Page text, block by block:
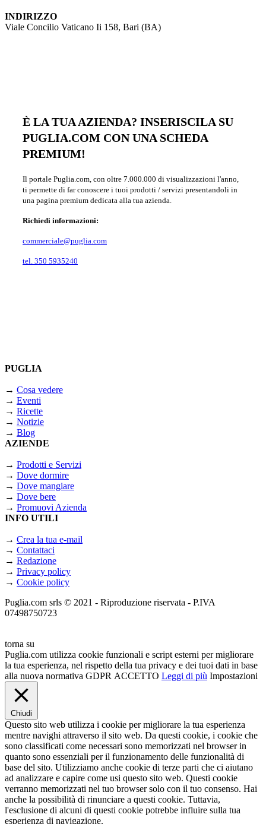
INDIRIZZO
Viale Concilio Vaticano Ii 158, Bari (BA)
È LA TUA AZIENDA? INSERISCILA SU
PUGLIA.COM CON UNA SCHEDA
PREMIUM!
Il portale Puglia.com, con oltre 7.000.000 di visualizzazioni l'anno,
ti permette di far conoscere i tuoi prodotti / servizi presentandoli in
una pagina premium dedicata alla tua azienda.
Richiedi informazioni:
commerciale@puglia.com
tel. 350 5935240
PUGLIA
→ Cosa vedere
→ Eventi
→ Ricette
→ Notizie
→ Blog
AZIENDE
→ Prodotti e Servizi
→ Dove dormire
→ Dove mangiare
→ Dove bere
→ Promuovi Azienda
INFO UTILI
→ Crea la tua e-mail
→ Contattaci
→ Redazione
→ Privacy policy
→ Cookie policy
Puglia.com srls © 2021 - Riproduzione riservata - P.IVA
07498750723
torna su
Puglia.com utilizza cookie funzionali e script esterni per migliorare
la tua esperienza, nel rispetto della tua privacy e dei tuoi dati in base
alla nuova normativa GDPR ACCETTO Leggi di più Impostazioni
Chiudi
Questo sito web utilizza i cookie per migliorare la tua esperienza
mentre navighi attraverso il sito web. Da questi cookie, i cookie che
sono classificati come necessari sono memorizzati nel browser in
quanto sono essenziali per il funzionamento delle funzionalità di
base del sito. Utilizziamo anche cookie di terze parti che ci aiutano
ad analizzare e capire come usi questo sito web. Questi cookie
verranno memorizzati nel tuo browser solo con il tuo consenso. Hai
anche la possibilità di rinunciare a questi cookie. Tuttavia,
l'esclusione di alcuni di questi cookie potrebbe influire sulla tua
esperienza di navigazione.